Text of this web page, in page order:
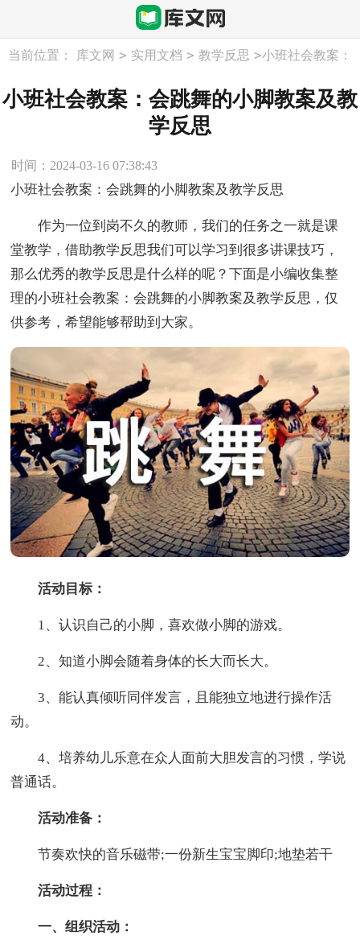
当前位置： 库文网 > 实用文档 > 教学反思 >小班社会教案：
会跳舞的小脚教案及教学反思
小班社会教案：会跳舞的小脚教案及教
学反思
时间：2024-03-16 07:38:43
小班社会教案：会跳舞的小脚教案及教学反思
作为一位到岗不久的教师，我们的任务之一就是课
堂教学，借助教学反思我们可以学习到很多讲课技巧，
那么优秀的教学反思是什么样的呢？下面是小编收集整
理的小班社会教案：会跳舞的小脚教案及教学反思，仅
供参考，希望能够帮助到大家。
活动目标：
1、认识自己的小脚，喜欢做小脚的游戏。
2、知道小脚会随着身体的长大而长大。
3、能认真倾听同伴发言，且能独立地进行操作活
动。
4、培养幼儿乐意在众人面前大胆发言的习惯，学说
普通话。
活动准备：
节奏欢快的音乐磁带;一份新生宝宝脚印;地垫若干
活动过程：
一、组织活动：